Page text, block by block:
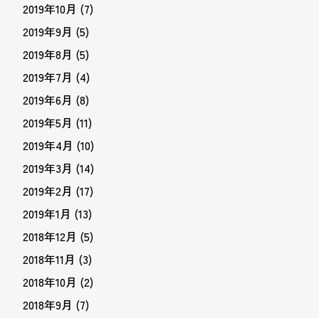
2019年10月 (7)
2019年9月 (5)
2019年8月 (5)
2019年7月 (4)
2019年6月 (8)
2019年5月 (11)
2019年4月 (10)
2019年3月 (14)
2019年2月 (17)
2019年1月 (13)
2018年12月 (5)
2018年11月 (3)
2018年10月 (2)
2018年9月 (7)